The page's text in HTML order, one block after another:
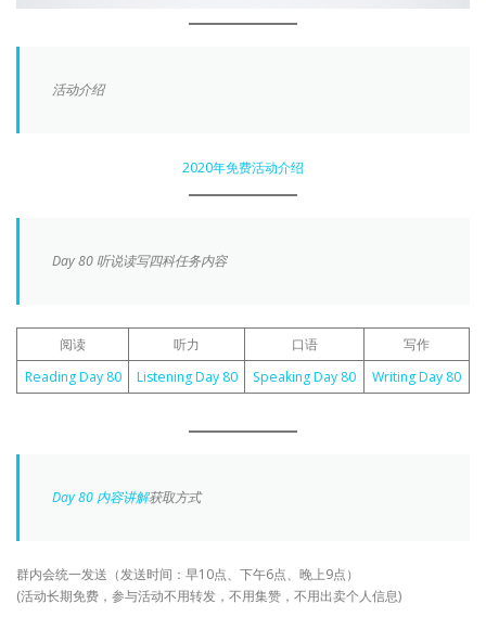
活动介绍
2020年免费活动介绍
Day 80 听说读写四科任务内容
阅读 听力 口语
写作
Reading Day 80
Listening Day 80 Speaking Day 80 Writing Day 80
Day 80 内容讲解获取方式
群内会统一发送（发送时间：早10点、下午6点、晚上9点）
(活动长期免费，参与活动不用转发，不用集赞，不用出卖个人信息)